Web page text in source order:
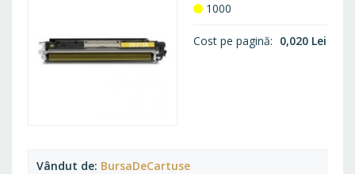
Vândut de BursaDeCartuse
1000
Cost pe pagină 0,020 Lei